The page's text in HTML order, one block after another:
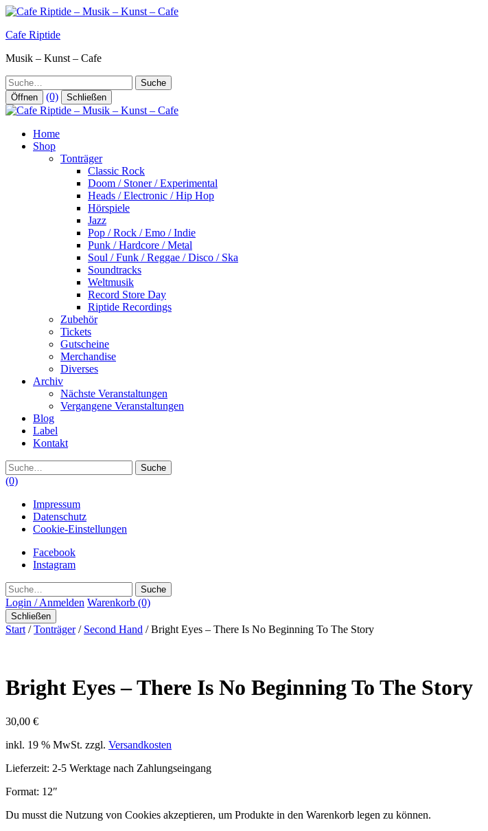
Zum
springen
Cafe Riptide
Musik – Kunst – Cafe
Suche
Öffnen (0) Schließen
Home
Shop
Tonträger
Classic Rock
Doom / Stoner / Experimental
Heads / Electronic / Hip Hop
Hörspiele
Jazz
Pop / Rock / Emo / Indie
Punk / Hardcore / Metal
Soul / Funk / Reggae / Disco / Ska
Soundtracks
Weltmusik
Record Store Day
Riptide Recordings
Zubehör
Tickets
Gutscheine
Merchandise
Diverses
Archiv
Nächste Veranstaltungen
Vergangene Veranstaltungen
Blog
Label
Kontakt
Suche
(0)
Impressum
Datenschutz
Cookie-Einstellungen
Facebook
Instagram
Suche
Login / Anmelden Warenkorb (0)
Schließen
Start /Tonträger/ Second Hand / Bright Eyes – There Is No Beginning To The Story
Bright Eyes – There Is No Beginning To The Story
30,00 €
inkl. 19 % MwSt. zzgl. Versandkosten
Lieferzeit: 2-5 Werktage nach Zahlungseingang
Format: 12″
Du musst die Nutzung von Cookies akzeptieren, um Produkte in den Warenkorb legen zu können.